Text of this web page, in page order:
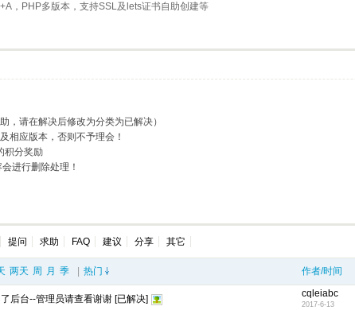
，PHP多版本，支持SSL及lets证书自助创建等
，请在解决后修改为分类为已解决）
相应版本，否则不予理会！
积分奖励
进行删除处理！
提问 求助 FAQ 建议 分享 其它
两天 周 月 季 热门 作者/时间
后台--管理员请查看谢谢 [已解决] cqleiabc
2017-6-13